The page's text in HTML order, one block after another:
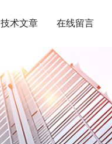
技术文章 在线留言